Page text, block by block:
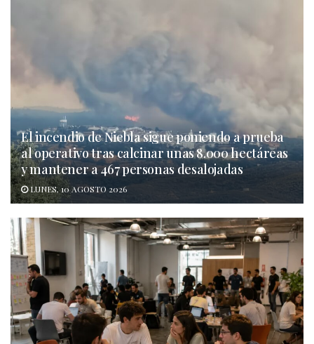
El incendio de Niebla sigue poniendo a prueba
al operativo tras calcinar unas 8.000 hectáreas
y mantener a 467 personas desalojadas
LUNES, 10 AGOSTO 2026